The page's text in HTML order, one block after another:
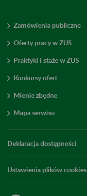
Zamówienia publiczne
Oferty pracy w ZUS
Praktyki i staże w ZUS
Konkursy ofert
Mienie zbędne
Mapa serwisu
Deklaracja dostępności
Ustawienia plików cookies